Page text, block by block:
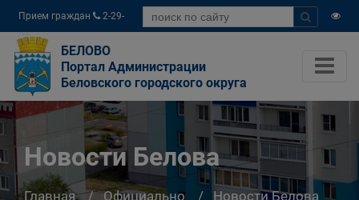
Прием граждан
2-29-
04
БЕЛОВО
Портал Администрации
Беловского городского округа
Новости Белова
Главная Официально Новости Белова